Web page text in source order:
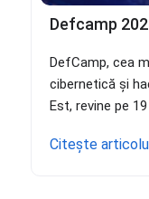
Defcamp
DefCamp, cea
cibernetică și
Est, revine pe
Citește articolul